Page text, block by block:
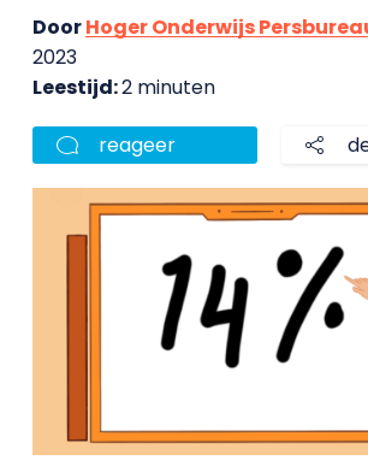
DoorHoger Onderwijs
2023
Leestijd:2 minuten
reageer